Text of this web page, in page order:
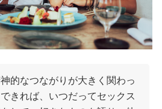
的なつながりが大きく関わっ
きれば、いつだってセックス